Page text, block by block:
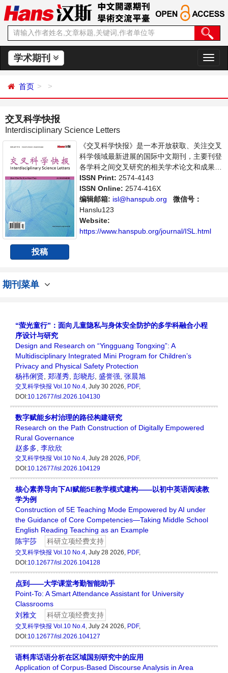
学术期刊
切
换
首页
交叉科学快报
Interdisciplinary Science Letters
投稿
《交叉科学快报》是一本开放获取、关注交叉
科学领域最新进展的国际中文期刊，主要刊登
各学科之间交叉研究的相关学术论文和成果展
示。支持思想创新、学术创新，倡导科学，繁
荣学术，集学术性、思想性为一体，旨在给世
界范围内的科学家、学者、科研人员提供一个
传播、分享和讨论交叉科学领域内不同方向问
题与发展的交流平台。
ISSN Print: 2574-4143
ISSN Online: 2574-416X
编辑邮箱: isl@hanspub.org
微信号：
Hanslu123
Website:
https://www.hanspub.org/journal/ISL.html
期刊菜单
“萤光童行”：面向儿童隐私与身体安全防护的多学科融合小程
序设计与研究
Design and Research on “Yingguang Tongxing”: A
Multidisciplinary Integrated Mini Program for Children’s
Privacy and Physical Safety Protection
杨祎俐贤 郑谨秀 彭晓彤 盛誉强 张晨旭
交叉科学快报 Vol.10 No.4, July 30 2026, PDF,
DOI:10.12677/isl.2026.104130
数字赋能乡村治理的路径构建研究
Research on the Path Construction of Digitally Empowered
Rural Governance
赵多多 李欣欣
交叉科学快报 Vol.10 No.4, July 28 2026, PDF,
DOI:10.12677/isl.2026.104129
核心素养导向下AI赋能5E教学模式建构——以初中英语阅读教
学为例
Construction of 5E Teaching Mode Empowered by AI under
the Guidance of Core Competencies—Taking Middle School
English Reading Teaching as an Example
陈宇莎
科研立项经费支持
交叉科学快报 Vol.10 No.4, July 28 2026, PDF,
DOI:10.12677/isl.2026.104128
点到——大学课堂考勤智能助手
Point-To: A Smart Attendance Assistant for University
Classrooms
刘雅文
科研立项经费支持
交叉科学快报 Vol.10 No.4, July 24 2026, PDF,
DOI:10.12677/isl.2026.104127
语料库话语分析在区域国别研究中的应用
Application of Corpus-Based Discourse Analysis in Area